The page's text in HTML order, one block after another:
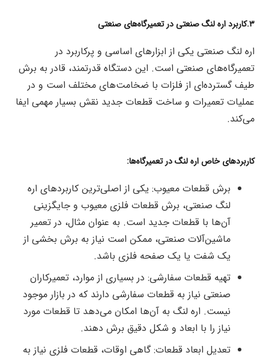
۳.کاربرد اره لنگ صنعتی در تعمیرگاه‌های صنعتی
اره لنگ صنعتی یکی از ابزارهای اساسی و پرکاربرد در
تعمیرگاه‌های صنعتی است. این دستگاه قدرتمند، قادر به برش
طیف گسترده‌ای از فلزات با ضخامت‌های مختلف است و در
عملیات تعمیرات و ساخت قطعات جدید نقش بسیار مهمی ایفا
می‌کند.
کاربردهای خاص اره لنگ در تعمیرگاه‌ها:
برش قطعات معیوب: یکی از اصلی‌ترین کاربردهای اره
لنگ صنعتی، برش قطعات فلزی معیوب و جایگزینی
آن‌ها با قطعات جدید است. به عنوان مثال، در تعمیر
ماشین‌آلات صنعتی، ممکن است نیاز به برش بخشی از
یک شفت یا یک صفحه فلزی باشد.
تهیه قطعات سفارشی: در بسیاری از موارد، تعمیرکاران
صنعتی نیاز به قطعات سفارشی دارند که در بازار موجود
نیست. اره لنگ به آن‌ها امکان می‌دهد تا قطعات مورد
نیاز را با ابعاد و شکل دقیق برش دهند.
تعدیل ابعاد قطعات: گاهی اوقات، قطعات فلزی نیاز به